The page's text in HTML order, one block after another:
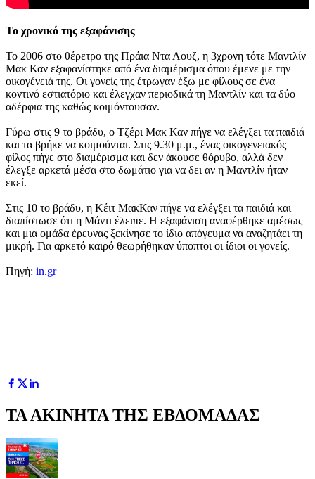
Το χρονικό της εξαφάνισης
Το 2006 στο θέρετρο της Πράια Ντα Λουζ, η 3χρονη τότε Mαντλίν
Μακ Καν εξαφανίστηκε από ένα διαμέρισμα όπου έμενε με την
οικογένειά της. Οι γονείς της έτρωγαν έξω με φίλους σε ένα
κοντινό εστιατόριο και έλεγχαν περιοδικά τη Μαντλίν και τα δύο
αδέρφια της καθώς κοιμόντουσαν.
Γύρω στις 9 το βράδυ, ο Τζέρι Μακ Καν πήγε να ελέγξει τα παιδιά
και τα βρήκε να κοιμούνται. Στις 9.30 μ.μ., ένας οικογενειακός
φίλος πήγε στο διαμέρισμα και δεν άκουσε θόρυβο, αλλά δεν
έλεγξε αρκετά μέσα στο δωμάτιο για να δει αν η Μαντλίν ήταν
εκεί.
Στις 10 το βράδυ, η Κέιτ ΜακΚαν πήγε να ελέγξει τα παιδιά και
διαπίστωσε ότι η Μάντι έλειπε. Η εξαφάνιση αναφέρθηκε αμέσως
και μια ομάδα έρευνας ξεκίνησε το ίδιο απόγευμα να αναζητάει τη
μικρή. Για αρκετό καιρό θεωρήθηκαν ύποπτοι οι ίδιοι οι γονείς.
Πηγή: in.gr
ΤΑ ΑΚΙΝΗΤΑ ΤΗΣ ΕΒΔΟΜΑΔΑΣ